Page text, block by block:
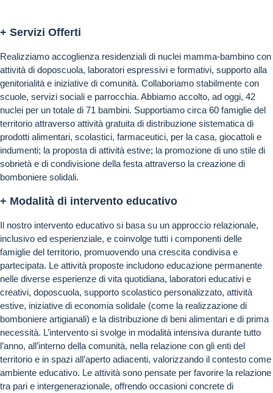
+ Servizi Offerti
Realizziamo accoglienza residenziali di nuclei mamma-bambino con
attività di doposcuola, laboratori espressivi e formativi, supporto alla
genitorialità e iniziative di comunità. Collaboriamo stabilmente con
scuole, servizi sociali e parrocchia. Abbiamo accolto, ad oggi, 42
nuclei per un totale di 71 bambini. Supportiamo circa 60 famiglie del
territorio attraverso attività gratuita di distribuzione sistematica di
prodotti alimentari, scolastici, farmaceutici, per la casa, giocattoli e
indumenti; la proposta di attività estive; la promozione di uno stile di
sobrietà e di condivisione della festa attraverso la creazione di
bomboniere solidali.
+ Modalità di intervento educativo
Il nostro intervento educativo si basa su un approccio relazionale,
inclusivo ed esperienziale, e coinvolge tutti i componenti delle
famiglie del territorio, promuovendo una crescita condivisa e
partecipata. Le attività proposte includono educazione permanente
nelle diverse esperienze di vita quotidiana, laboratori educativi e
creativi, doposcuola, supporto scolastico personalizzato, attività
estive, iniziative di economia solidale (come la realizzazione di
bomboniere artigianali) e la distribuzione di beni alimentari e di prima
necessità. L’intervento si svolge in modalità intensiva durante tutto
l’anno, all’interno della comunità, nella relazione con gli enti del
territorio e in spazi all’aperto adiacenti, valorizzando il contesto come
ambiente educativo. Le attività sono pensate per favorire la relazione
tra pari e intergenerazionale, offrendo occasioni concrete di